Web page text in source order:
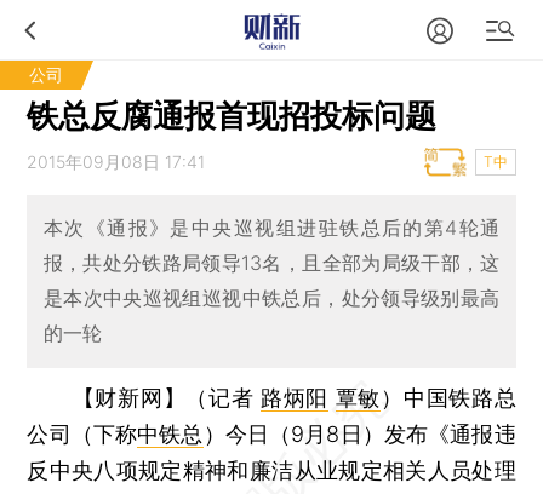
公司
铁总反腐通报首现招投标问题
2015年09月08日 17:41 T中
本次《通报》是中央巡视组进驻铁总后的第4轮通
报，共处分铁路局领导13名，且全部为局级干部，这
是本次中央巡视组巡视中铁总后，处分领导级别最高
的一轮
【财新网】（记者 路炳阳 覃敏 ） 中国铁路总
公司（下称中铁总 ）今日（9月8日）发布《通报违
反中央八项规定精神和廉洁从业规定相关人员处理